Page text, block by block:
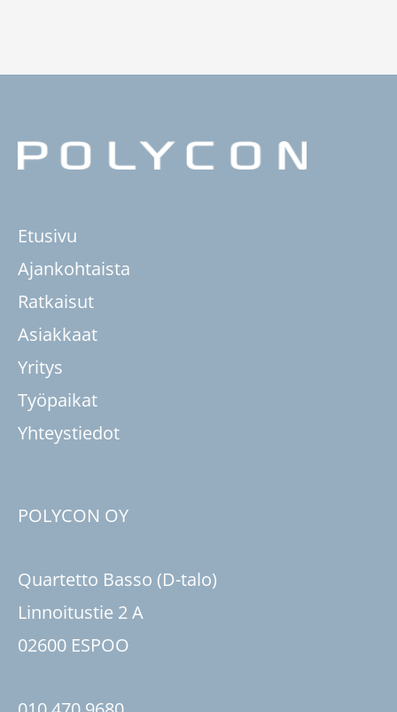
Etusivu
Ajankohtaista
Ratkaisut
Asiakkaat
Yritys
Työpaikat
Yhteystiedot
POLYCON OY
Quartetto Basso (D-talo)
Linnoitustie 2 A
02600 ESPOO